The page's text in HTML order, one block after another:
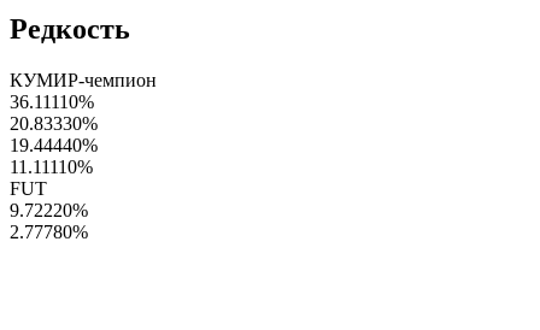
Редкость
КУМИР-чемпион
36.11110%
20.83330%
19.44440%
11.11110%
FUT
9.72220%
2.77780%